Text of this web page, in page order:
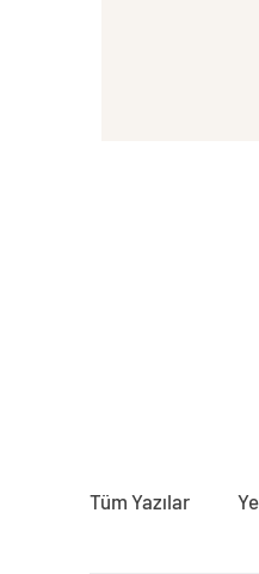
Tüm Yazılar